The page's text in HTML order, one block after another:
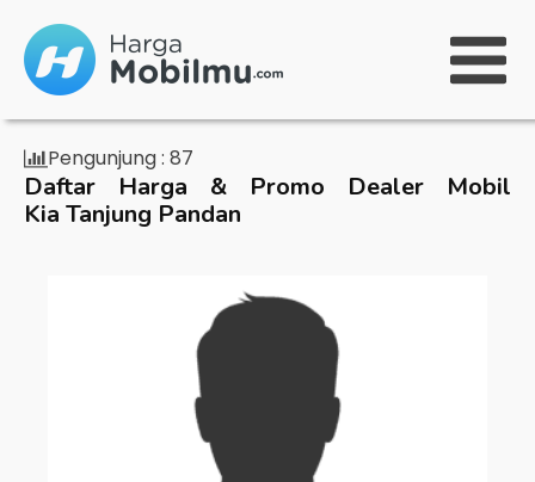
Pengunjung : 87
Daftar Harga & Promo Dealer Mobil
Kia Tanjung Pandan